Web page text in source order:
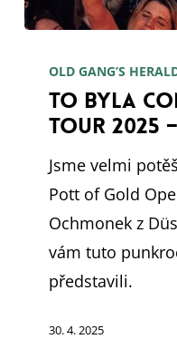
byla
Coming
Home
Tour
2025
obrazech!
OLD GANG’S
To byla
Tour 2025
Jsme velmi
Pott of Gold
Ochmonek z
vám tuto
představili.
30. 4. 2025